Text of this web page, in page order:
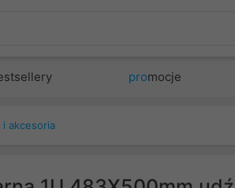
promocje
i akcesoria